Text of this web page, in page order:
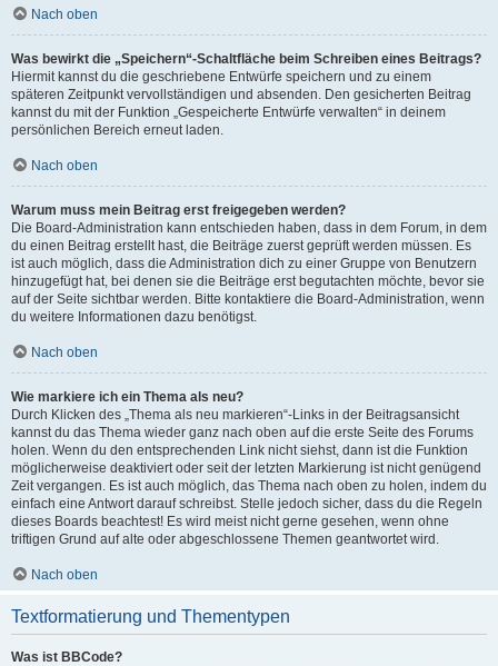
Nach oben
Was bewirkt die „Speichern“-Schaltfläche beim Schreiben eines Beitrags?
Hiermit kannst du die geschriebene Entwürfe speichern und zu einem
späteren Zeitpunkt vervollständigen und absenden. Den gesicherten Beitrag
kannst du mit der Funktion „Gespeicherte Entwürfe verwalten“ in deinem
persönlichen Bereich erneut laden.
Nach oben
Warum muss mein Beitrag erst freigegeben werden?
Die Board-Administration kann entschieden haben, dass in dem Forum, in dem
du einen Beitrag erstellt hast, die Beiträge zuerst geprüft werden müssen. Es
ist auch möglich, dass die Administration dich zu einer Gruppe von Benutzern
hinzugefügt hat, bei denen sie die Beiträge erst begutachten möchte, bevor sie
auf der Seite sichtbar werden. Bitte kontaktiere die Board-Administration, wenn
du weitere Informationen dazu benötigst.
Nach oben
Wie markiere ich ein Thema als neu?
Durch Klicken des „Thema als neu markieren“-Links in der Beitragsansicht
kannst du das Thema wieder ganz nach oben auf die erste Seite des Forums
holen. Wenn du den entsprechenden Link nicht siehst, dann ist die Funktion
möglicherweise deaktiviert oder seit der letzten Markierung ist nicht genügend
Zeit vergangen. Es ist auch möglich, das Thema nach oben zu holen, indem du
einfach eine Antwort darauf schreibst. Stelle jedoch sicher, dass du die Regeln
dieses Boards beachtest! Es wird meist nicht gerne gesehen, wenn ohne
triftigen Grund auf alte oder abgeschlossene Themen geantwortet wird.
Nach oben
Textformatierung und Thementypen
Was ist BBCode?